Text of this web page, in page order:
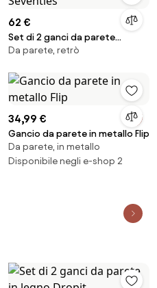
62 €
Set di 2 ganci da parete
Seventies
Da parete, retrò
34,99 €
Gancio da parete in metallo Flip
Da parete, in metallo
Disponibile negli e-shop 2